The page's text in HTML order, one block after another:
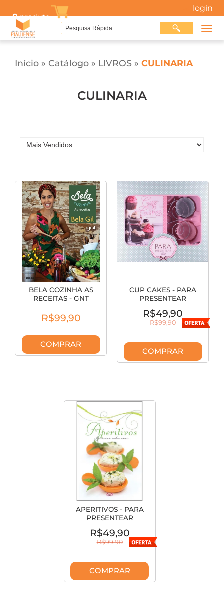
0produto
login
Início » Catálogo » LIVROS » CULINARIA
CULINARIA
BELA COZINHA AS
RECEITAS - GNT
R$99,90
COMPRAR
CUP CAKES - PARA
PRESENTEAR
R$49,90
R$99,90
COMPRAR
APERITIVOS - PARA
PRESENTEAR
R$49,90
R$99,90
COMPRAR